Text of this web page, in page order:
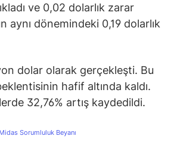
ve 0,02 dolarlık zarar
aynı dönemindeki 0,19 dolarlık
dolar olarak gerçekleşti. Bu
hafif altında kaldı.
32,76% artış kaydedildi.
Midas Sorumluluk Beyanı